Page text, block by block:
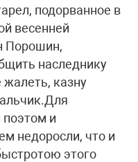
подорванное в
весенней
Порошин,
наследнику
жалеть, казну
и
недоросли, что и
этого